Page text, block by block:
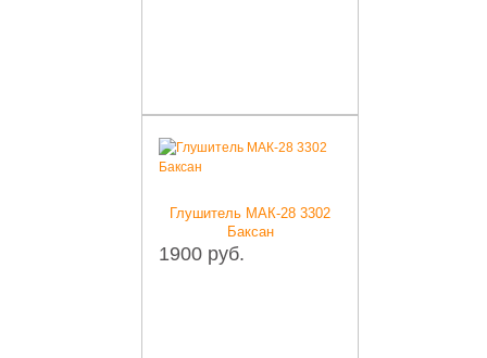
Глушитель МАК-28 3302
Баксан
1900 руб.